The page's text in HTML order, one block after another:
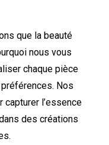
que la beauté
nous vous
chaque pièce
Nos
l’essence
des créations